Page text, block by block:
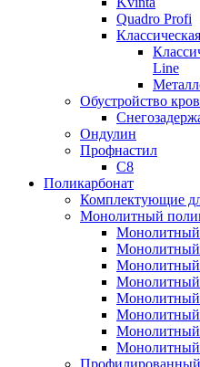
Quadro Profi
Классическая
Line
Обустройство
Ондулин
Профнастил
С8
Поликарбонат
Комплектующие
Монолитный
Профилированный